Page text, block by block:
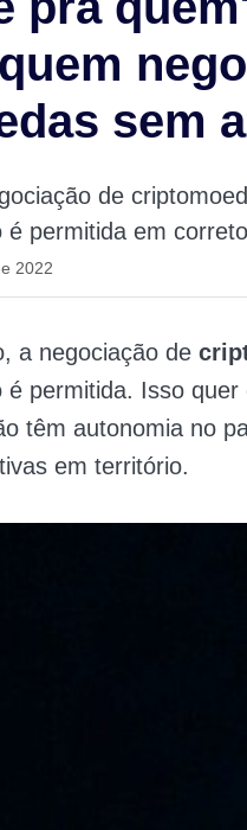
sem
de
é permitida em
2022
a negociação de
é permitida. Isso
têm autonomia no
em território.